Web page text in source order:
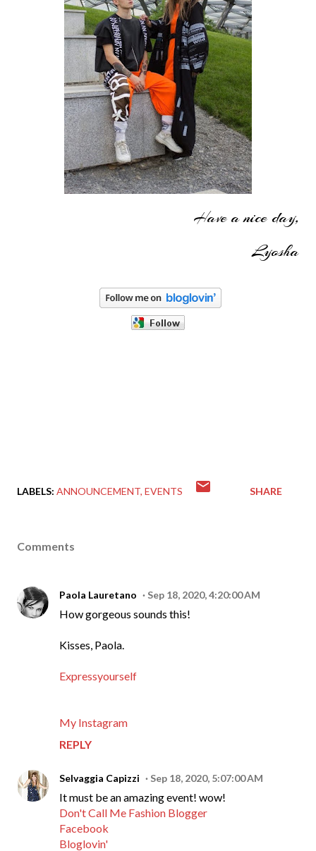
Have a nice day,
Lyosha
LABELS: ANNOUNCEMENT EVENTS SHARE
Comments
Paola Lauretano Sep 18, 2020, 4:20:00 AM
How gorgeous sounds this!
Kisses, Paola.
Expressyourself
My Instagram
REPLY
Selvaggia Capizzi Sep 18, 2020, 5:07:00 AM
It must be an amazing event! wow!
Don't Call Me Fashion Blogger
Facebook
Bloglovin'